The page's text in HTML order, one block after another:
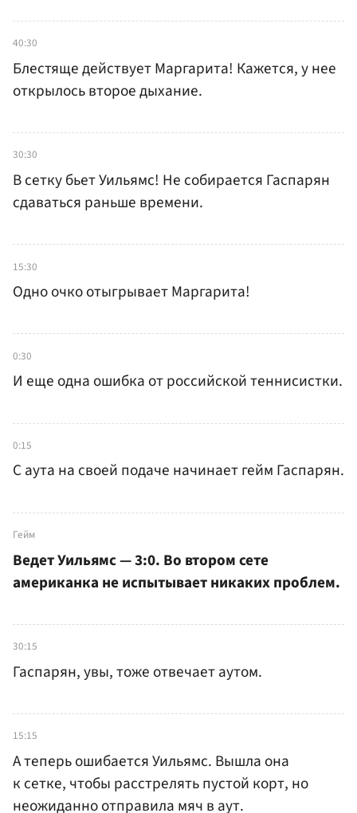
40:30
Блестяще действует Маргарита! Кажется, у нее
открылось второе дыхание.
30:30
В сетку бьет Уильямс! Не собирается Гаспарян
сдаваться раньше времени.
15:30
Одно очко отыгрывает Маргарита!
0:30
И еще одна ошибка от российской теннисистки.
0:15
С аута на своей подаче начинает гейм Гаспарян.
Гейм
Ведет Уильямс — 3:0. Во втором сете
американка не испытывает никаких проблем.
30:15
Гаспарян, увы, тоже отвечает аутом.
15:15
А теперь ошибается Уильямс. Вышла она
к сетке, чтобы расстрелять пустой корт, но
неожиданно отправила мяч в аут.